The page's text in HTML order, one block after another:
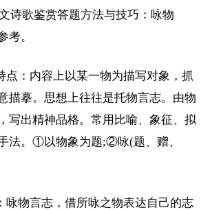
诗歌鉴赏答题方法与技巧：咏物
考。
：内容上以某一物为描写对象，抓
描摹。思想上往往是托物言志。由物
写出精神品格。常用比喻、象征、拟
法。①以物象为题;②咏(题、赠、
物言志，借所咏之物表达自己的志